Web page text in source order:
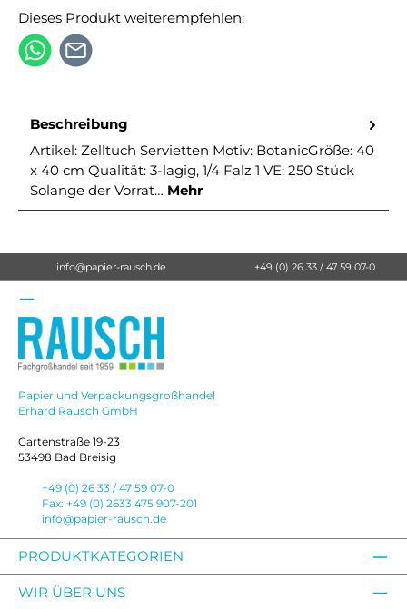
Dieses Produkt weiterempfehlen:
Beschreibung
Artikel: Zelltuch Servietten Motiv: BotanicGröße: 40
x 40 cm Qualität: 3-lagig, 1/4 Falz 1 VE: 250 Stück
Solange der Vorrat… Mehr
info@papier-rausch.de +49 (0) 26 33 / 47 59 07-0
Papier und Verpackungsgroßhandel
Erhard Rausch GmbH
Gartenstraße 19-23
53498 Bad Breisig
+49 (0) 26 33 / 47 59 07-0
Fax: +49 (0) 2633 475 907-201
info@papier-rausch.de
PRODUKTKATEGORIEN
WIR ÜBER UNS